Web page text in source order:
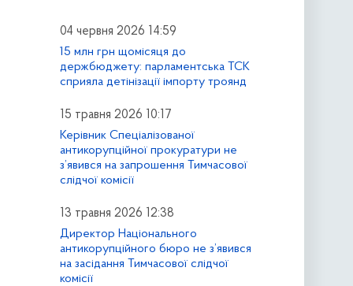
04 червня 2026 14:59
15 млн грн щомісяця до
держбюджету: парламентська ТСК
сприяла детінізації імпорту троянд
15 травня 2026 10:17
Керівник Спеціалізованої
антикорупційної прокуратури не
з’явився на запрошення Тимчасової
слідчої комісії
13 травня 2026 12:38
Директор Національного
антикорупційного бюро не з’явився
на засідання Тимчасової слідчої
комісії